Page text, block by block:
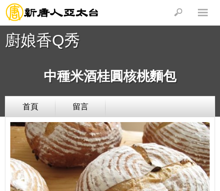
廚娘香Q秀
中種米酒桂圓核桃麵包
首頁 留言